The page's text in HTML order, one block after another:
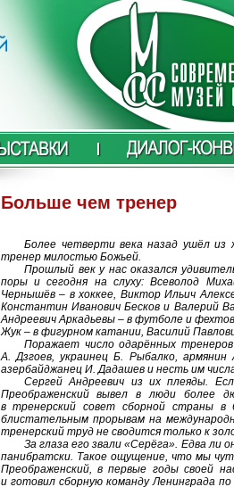
Больше чем тренер
Более четверти века назад ушёл из
тренер милостью Божьей.
Прошлый век у нас оказался
поры и сегодня на слуху: Всеволод
Чернышёв – в хоккее, Виктор Ильич
Константин Иванович Бесков и Валерий
Андреевич Аркадьевы – в футболе и
Жук – в фигурном катании, Василий
Поражает число одарённых
А. Дзгоев, украинец Б. Рыбалко, армянин
азербайджанец И. Дадашев и несть им
Сергей Андреевич из их плеяды.
Преображенский вывел в люди более
в тренерский совет сборной страны
блистательным прорывам на
тренерский труд не сводится только к
За глаза его звали «Серёга». Едва ли
панибратски. Такое ощущение, что мы
Преображенский, в первые годы своей
и готовил сборную команду Ленинграда